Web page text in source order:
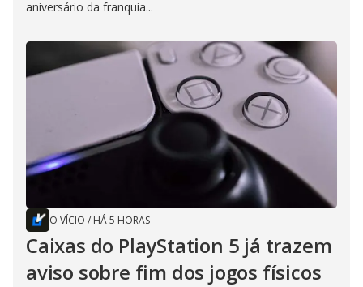
aniversário da franquia...
O VÍCIO / HÁ 5 HORAS
Caixas do PlayStation 5 já trazem
aviso sobre fim dos jogos físicos